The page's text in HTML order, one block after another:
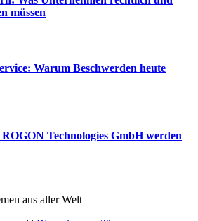
müssen
Warum Beschwerden heute
Technologies GmbH werden
aus aller Welt